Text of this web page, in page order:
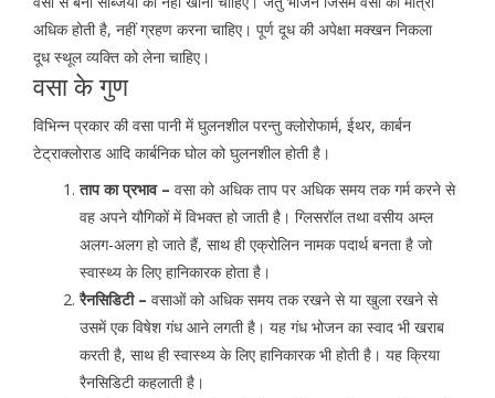
अधिक होती है, नहीं ग्रहण करना चाहिए। पूर्ण दूध की अपेक्षा मक्खन निकला
दूध स्थूल व्यक्ति को लेना चाहिए।
वसा के गुण
विभिन्न प्रकार की वसा पानी में घुलनशील परन्तु क्लोरोफार्म, ईथर, कार्बन
टेट्राक्लोराड आदि कार्बनिक घोल को घुलनशील होती है।
ताप का प्रभाव – वसा को अधिक ताप पर अधिक समय तक गर्म करने से
वह अपने यौगिकों में विभक्त हो जाती है। ग्लिसरॉल तथा वसीय अम्ल
अलग-अलग हो जाते हैं, साथ ही एक्रोलिन नामक पदार्थ बनता है जो
स्वास्थ्य के लिए हानिकारक होता है।
रैनसिडिटी – वसाओं को अधिक समय तक रखने से या खुला रखने से
उसमें एक विषेश गंध आने लगती है। यह गंध भोजन का स्वाद भी खराब
करती है, साथ ही स्वास्थ्य के लिए हानिकारक भी होती है। यह क्रिया
रैनसिडिटी कहलाती है।